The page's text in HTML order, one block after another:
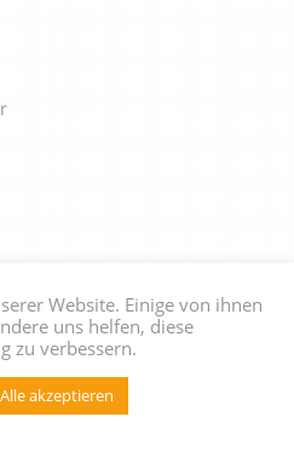
Website. Einige von ihnen
uns helfen, diese
zu verbessern.
Alle akzeptieren